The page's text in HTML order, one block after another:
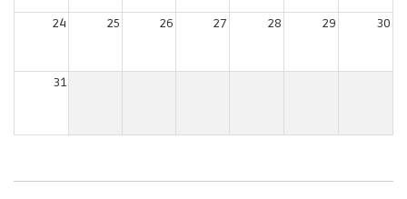
24 25 26 27 28 29 30
31